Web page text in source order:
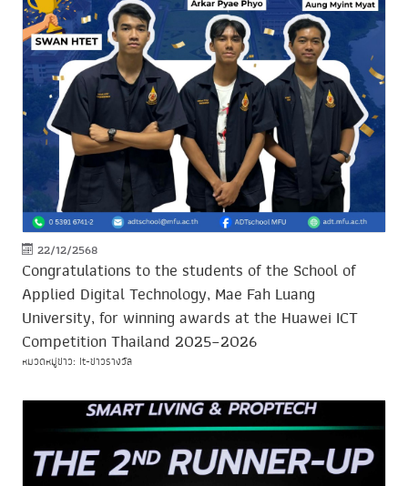
22/12/2568
Congratulations to the students of the School of
Applied Digital Technology, Mae Fah Luang
University, for winning awards at the Huawei ICT
Competition Thailand 2025–2026
หมวดหมู่ข่าว: It-ข่าวรางวัล